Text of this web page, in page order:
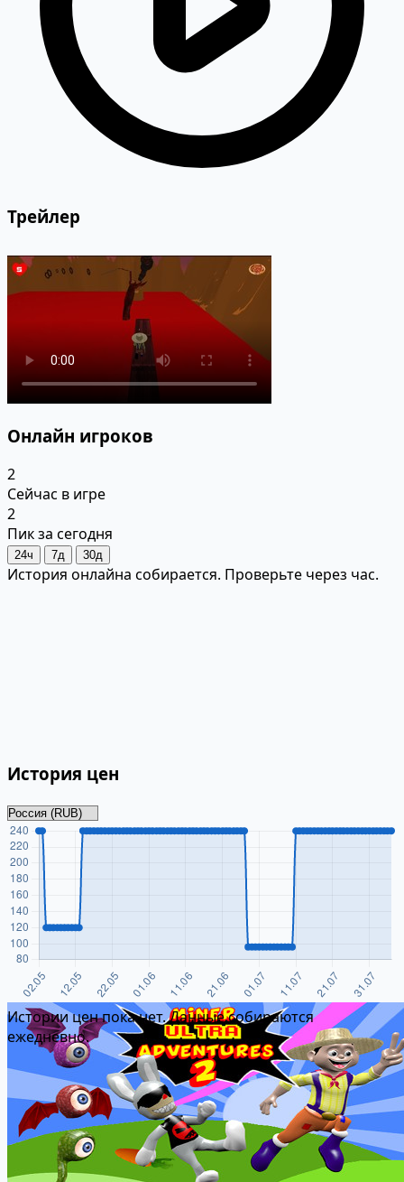
Трейлер
Онлайн игроков
2
Сейчас в игре
2
Пик за сегодня
24ч 7д 30д
История онлайна собирается. Проверьте через час.
История цен
Истории цен пока нет. Данные собираются
ежедневно.